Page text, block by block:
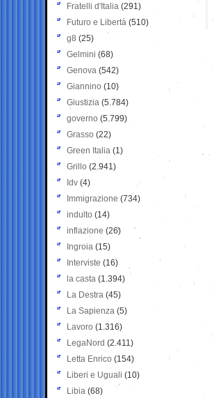
Fratelli d'Italia (291)
Futuro e Libertà (510)
g8 (25)
Gelmini (68)
Genova (542)
Giannino (10)
Giustizia (5.784)
governo (5.799)
Grasso (22)
Green Italia (1)
Grillo (2.941)
Idv (4)
Immigrazione (734)
indulto (14)
inflazione (26)
Ingroia (15)
Interviste (16)
la casta (1.394)
La Destra (45)
La Sapienza (5)
Lavoro (1.316)
LegaNord (2.411)
Letta Enrico (154)
Liberi e Uguali (10)
Libia (68)